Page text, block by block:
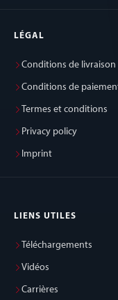
LÉGAL
Conditions de livraison
Conditions de
Termes et conditions
Privacy policy
Imprint
LIENS UTILES
Téléchargements
Vidéos
Carrières